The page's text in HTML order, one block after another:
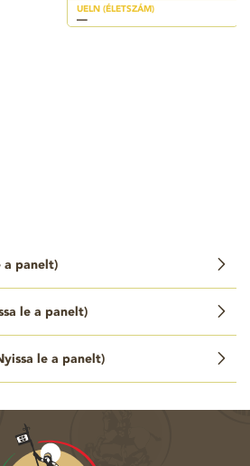
UELN (ÉLETSZÁM)
—
a panelt)
le a panelt)
Nyissa le a panelt)